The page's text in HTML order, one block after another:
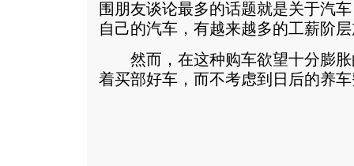
围朋友谈论最多的话题就是关于汽
自己的汽车，有越来越多的工薪阶
然而，在这种购车欲望十分膨胀
着买部好车，而不考虑到日后的养